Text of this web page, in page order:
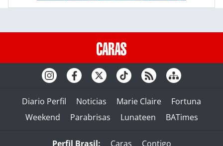
Diario Perfil Noticias Marie Claire
Fortuna
Weekend
Parabrisas Lunateen BATimes
Perfil Brasil: Caras Contigo